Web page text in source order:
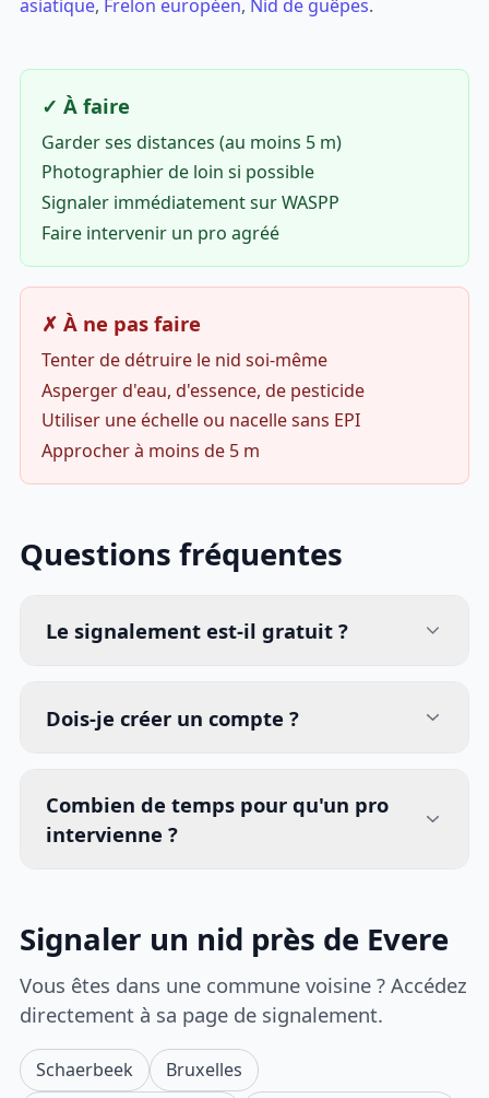
asiatique, Frelon européen, Nid de guêpes.
✓ À faire
Garder ses distances (au moins 5 m)
Photographier de loin si possible
Signaler immédiatement sur WASPP
Faire intervenir un pro agréé
✗ À ne pas faire
Tenter de détruire le nid soi-même
Asperger d'eau, d'essence, de pesticide
Utiliser une échelle ou nacelle sans EPI
Approcher à moins de 5 m
Questions fréquentes
Le signalement est-il gratuit ?
Dois-je créer un compte ?
Combien de temps pour qu'un pro
intervienne ?
Signaler un nid près de Evere
Vous êtes dans une commune voisine ? Accédez
directement à sa page de signalement.
Schaerbeek
Bruxelles